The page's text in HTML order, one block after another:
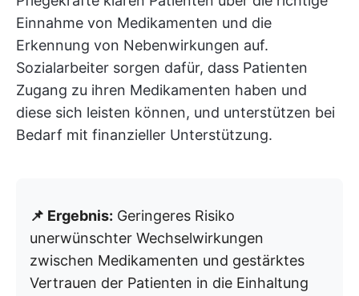
Einnahme von Medikamenten und die
Erkennung von Nebenwirkungen auf.
Sozialarbeiter sorgen dafür, dass Patienten
Zugang zu ihren Medikamenten haben und
diese sich leisten können, und unterstützen bei
Bedarf mit finanzieller Unterstützung.
📌 Ergebnis: Geringeres Risiko
unerwünschter Wechselwirkungen
zwischen Medikamenten und gestärktes
Vertrauen der Patienten in die Einhaltung